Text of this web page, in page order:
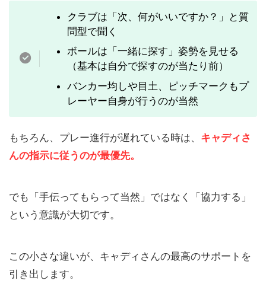
クラブは「次、何がいいですか？」と質
問型で聞く
ボールは「一緒に探す」姿勢を見せる
（基本は自分で探すのが当たり前）
バンカー均しや目土、ピッチマークもプ
レーヤー自身が行うのが当然
もちろん、プレー進行が遅れている時は、 キャディさ
んの指示に従うのが最優先。
でも「手伝ってもらって当然」ではなく「協力する」
という意識が大切です。
この小さな違いが、キャディさんの最高のサポートを
引き出します。